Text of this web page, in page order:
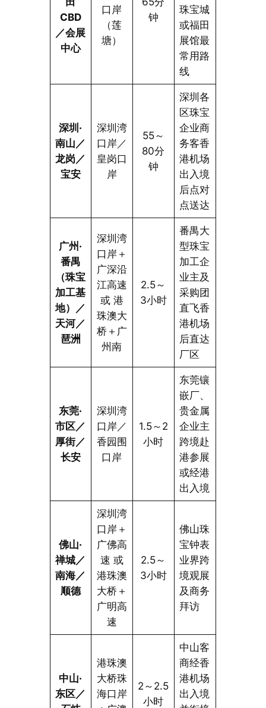
CBD
／会展
中心
口岸
（莲
塘）
钟
珠宝城
或福田
展馆最
常用路
线
深圳·
南山／
龙岗／
宝安
深圳湾
口岸／
皇岗口
岸
55～
80分
钟
深圳各
区珠宝
企业商
务客香
港机场
出入境
后点对
点送达
广州·
番禺
（珠宝
加工基
地）／
天河／
琶洲
深圳湾
口岸＋
广深沿
江高速
或 港
珠澳大
桥＋广
州南
2.5～
3小时
番禺大
型珠宝
加工企
业主及
采购团
直飞香
港机场
后直达
厂区
东莞·
市区／
厚街／
长安
深圳湾
口岸／
香园围
口岸
1.5～2
小时
东莞镶
嵌厂、
贵金属
企业主
跨境赴
港参展
或经港
出入境
佛山·
禅城／
南海／
顺德
深圳湾
口岸＋
广佛高
速 或
港珠澳
大桥＋
广明高
速
2.5～
3小时
佛山珠
宝钟表
业界跨
境观展
及商务
拜访
中山·
东区／
港珠澳
大桥珠
海口岸
2～2.5
小时
中山客
商经香
港机场
出入境